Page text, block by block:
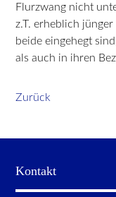
Flurzwang nicht
z.T. erheblich
beide eingehegt
als auch in ihren
Zurück
Kontakt